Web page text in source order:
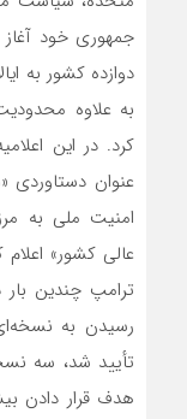
جمهوری خود آغاز
دوازده کشور به
به علاوه
کرد. در این
عنوان دستاوردی
امنیت ملی به
عالی کشور»
ترامپ چندین
رسیدن به
تأیید شد، سه
هدف قرار دادن